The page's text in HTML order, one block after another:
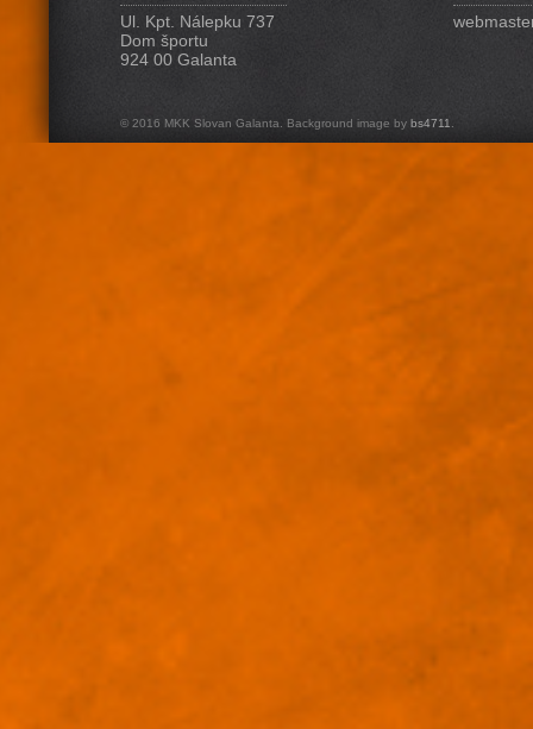
Ul. Kpt. Nálepku 737
Dom športu
924 00 Galanta
© 2016 MKK Slovan Galanta. Background image by bs4711